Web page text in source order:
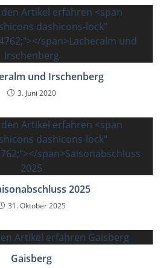
und Irschenberg
3. Juni 2020
2025
31. Oktober 2025
Gaisberg